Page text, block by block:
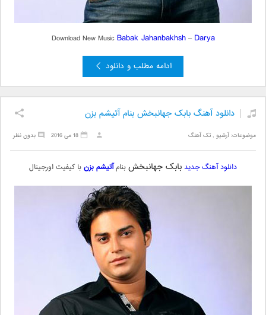
Download New MusicBabak Jahanbakhsh– Darya
ادامه مطلب و دانلود
دانلود آهنگ بابک جهانبخش بنام آتیشم بزن
موضوعات:آرشیو ,تک آهنگ بدون نظر 18 می 2016
دانلود آهنگ جدید بابک جهانبخشبنامآتیشم بزنبا کیفیت اورجینال